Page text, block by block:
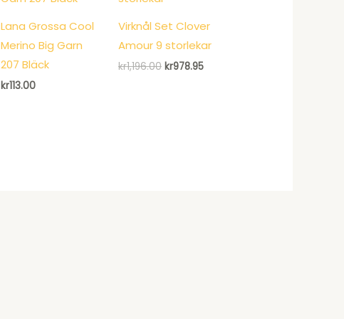
Lana Grossa Cool
Merino Big Garn
207 Bläck
kr113.00
Virknål Set Clover
Amour 9 storlekar
kr1,196.00 Det
kr978.95Det